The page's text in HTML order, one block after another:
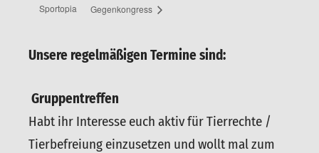
Sportopia
Gegenkongress
Unsere regelmäßigen Termine sind:
Gruppentreffen
Habt ihr Interesse euch aktiv für Tierrechte /
Tierbefreiung einzusetzen und wollt mal zum